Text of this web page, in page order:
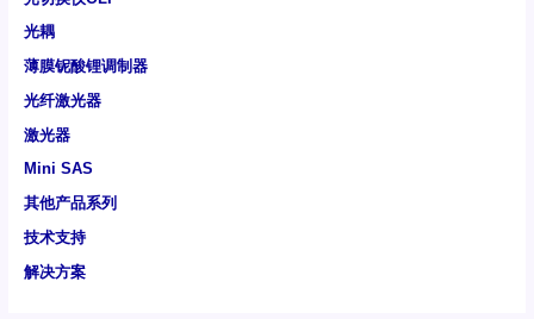
光耦
薄膜铌酸锂调制器
光纤激光器
激光器
Mini SAS
其他产品系列
技术支持
解决方案